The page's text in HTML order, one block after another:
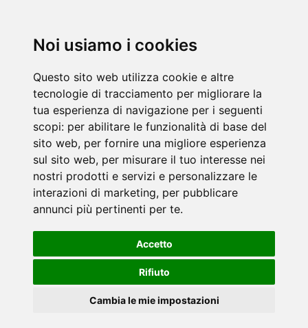
Noi usiamo i cookies
Questo sito web utilizza cookie e altre
tecnologie di tracciamento per migliorare la
tua esperienza di navigazione per i seguenti
scopi: per abilitare le funzionalità di base del
sito web, per fornire una migliore esperienza
sul sito web, per misurare il tuo interesse nei
nostri prodotti e servizi e personalizzare le
interazioni di marketing, per pubblicare
annunci più pertinenti per te.
Accetto
Rifiuto
Cambia le mie impostazioni